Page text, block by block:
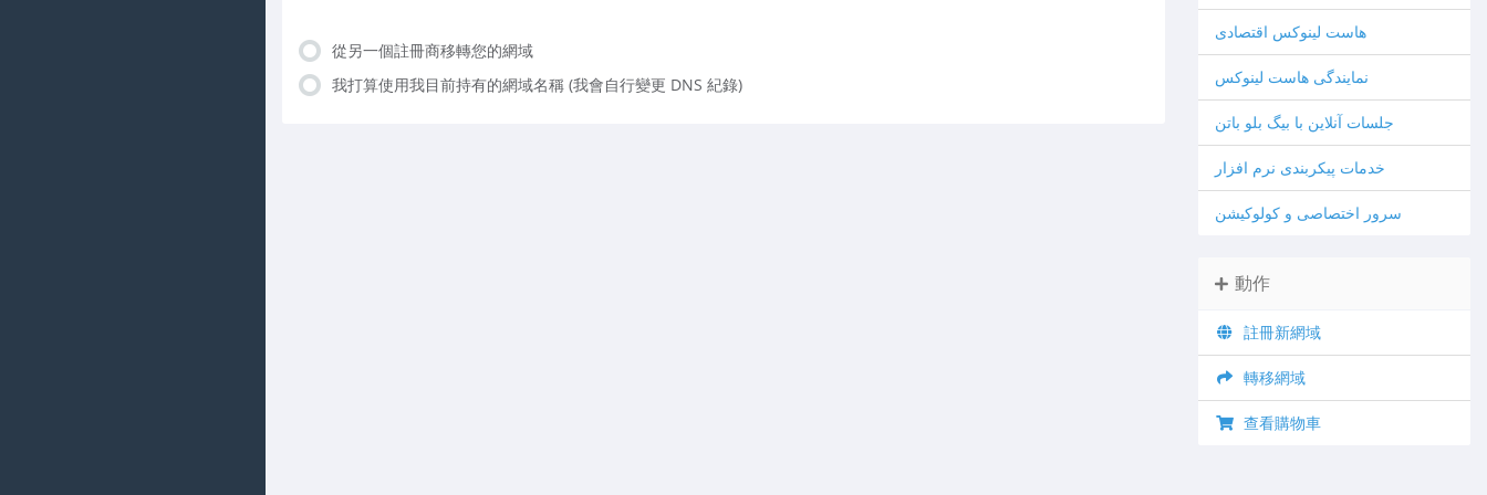
從另一個註冊商移轉您的網域
我打算使用我目前持有的網域名稱 (我會自行變更 DNS 紀錄)
هاست لینوکس اقتصادی
نمایندگی هاست لینوکس
جلسات آنلاین با بیگ بلو باتن
خدمات پیکربندی نرم افزار
سرور اختصاصی و کولوکیشن
動作
註冊新網域
轉移網域
查看購物車